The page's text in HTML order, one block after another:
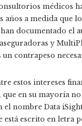
médicos
años a medida que
documentado el
y
un contrapeso
estos intereses
que en su mayoría no
el nombre Data
está escrito en letra